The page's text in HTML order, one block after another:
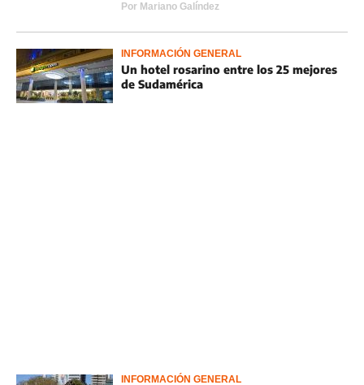
Por Mariano Galíndez
INFORMACIÓN GENERAL
Un hotel rosarino entre los 25 mejores
de Sudamérica
INFORMACIÓN GENERAL